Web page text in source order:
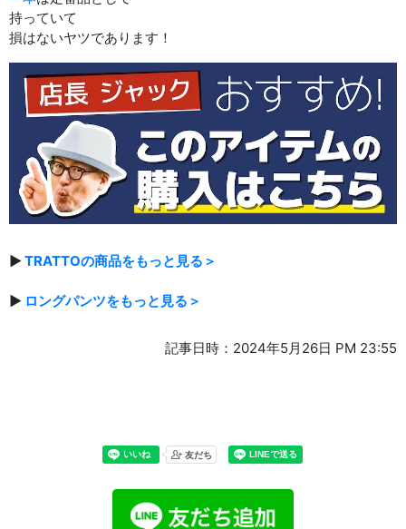
持っていて
損はないヤツであります！
▶TRATTOの商品をもっと見る＞
▶ ロングパンツをもっと見る＞
記事日時：2024年5月26日 PM 23:55